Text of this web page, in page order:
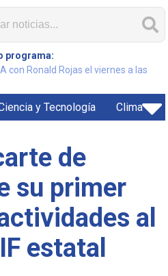
programa:
con Ronald Rojas el viernes a las
y Tecnología Clima
de
su primer
al
estatal